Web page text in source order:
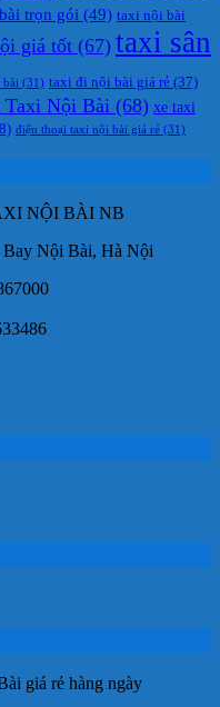
trọn gói (49) taxi nội bài
giá tốt (67) taxi sân
(31) taxi đi nội bài giá rẻ (37)
Taxi Nội Bài (68) xe taxi
điện thoại taxi nội bài giá rẻ (31)
NỘI BÀI NB
Bay Nội Bài, Hà Nội
giá rẻ hàng ngày